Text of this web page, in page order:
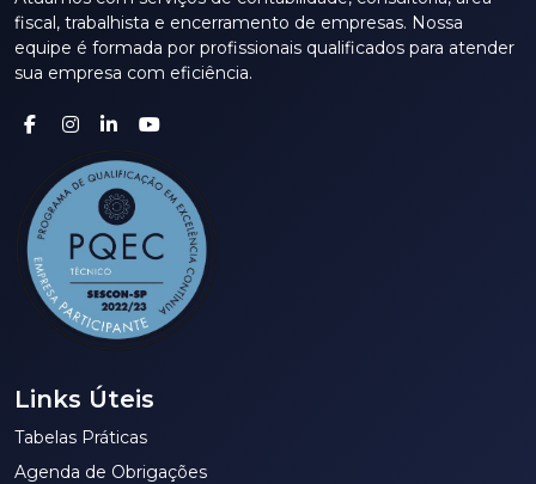
fiscal, trabalhista e encerramento de empresas. Nossa
equipe é formada por profissionais qualificados para atender
sua empresa com eficiência.
Links Úteis
Tabelas Práticas
Agenda de Obrigações